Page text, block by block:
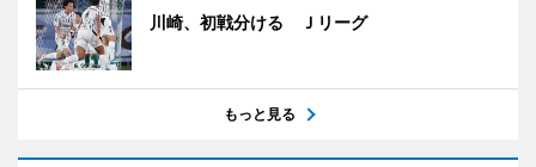
川崎、初戦分ける Ｊリーグ
もっと見る